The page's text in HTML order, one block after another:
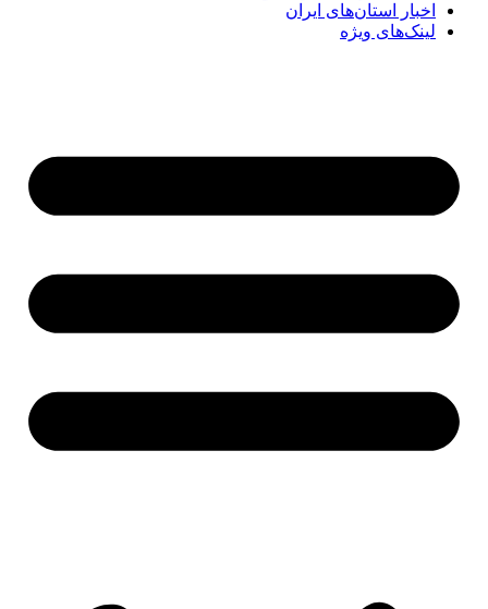
اخبار استان‌های ایران
لینک‌های ویژه